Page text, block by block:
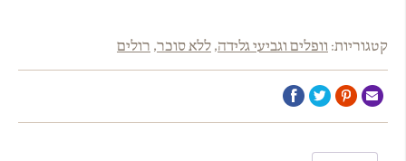
קטגוריות: וופלים וגביעי גלידה, ללא סוכר, רולים